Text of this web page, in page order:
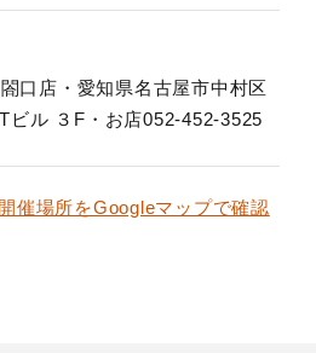
口店・愛知県名古屋市中村区
ル ３F・お店052-452-3525
催場所をGoogleマップで確認